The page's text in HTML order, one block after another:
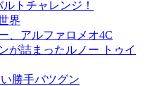
トチャレンジ！
界
、アルファロメオ4C
が詰まったルノー トゥイ
勝手バツグン